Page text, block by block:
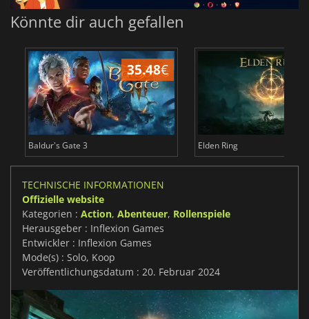
Könnte dir auch gefallen
35.48€
Baldur's Gate 3 Elden Ring
TECHNISCHE INFORMATIONEN
Offizielle website
Kategorien : Action, Abenteuer, Rollenspiele
Herausgeber : Inflexion Games
Entwickler : Inflexion Games
Mode(s) : Solo, Koop
Veröffentlichungsdatum : 20. Februar 2024